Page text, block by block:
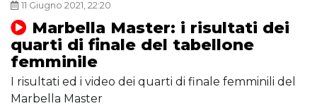
11 Giugno 2021, 22:20
Marbella Master: i risultati dei
quarti di finale del tabellone
femminile
I risultati ed i video dei quarti di finale femminili del
Marbella Master